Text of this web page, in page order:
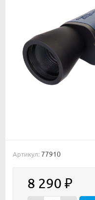
Артикул: 77910
8 290 ₽